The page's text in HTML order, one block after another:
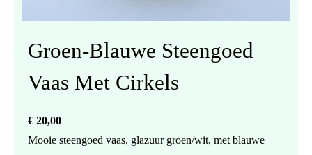
Groen-Blauwe Steengoed
Vaas Met Cirkels
€ 20,00
Mooie steengoed vaas, glazuur groen/wit, met blauwe